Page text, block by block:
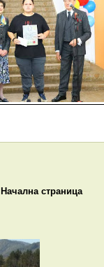
Начална страница